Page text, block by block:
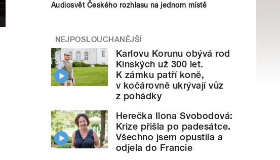
Audiosvět Českého rozhlasu na jednom místě
NEJPOSLOUCHANĚJŠÍ
Karlovu Korunu obývá rod
Kinských už 300 let.
K zámku patří koně,
v kočárovně ukrývají vůz
z pohádky
Herečka Ilona Svobodová:
Krize přišla po padesátce.
Všechno jsem opustila a
odjela do Francie